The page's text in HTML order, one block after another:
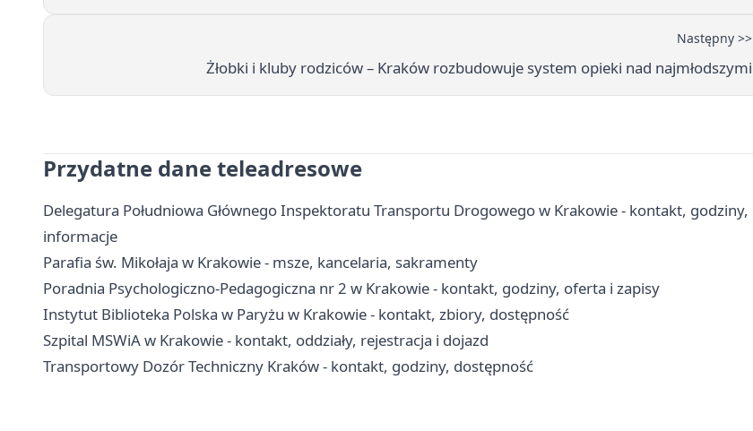
Następny >>
Żłobki i kluby rodziców – Kraków rozbudowuje system opieki nad najmłodszymi
Przydatne dane teleadresowe
Delegatura Południowa Głównego Inspektoratu Transportu Drogowego w Krakowie - kontakt, godziny,
informacje
Parafia św. Mikołaja w Krakowie - msze, kancelaria, sakramenty
Poradnia Psychologiczno-Pedagogiczna nr 2 w Krakowie - kontakt, godziny, oferta i zapisy
Instytut Biblioteka Polska w Paryżu w Krakowie - kontakt, zbiory, dostępność
Szpital MSWiA w Krakowie - kontakt, oddziały, rejestracja i dojazd
Transportowy Dozór Techniczny Kraków - kontakt, godziny, dostępność